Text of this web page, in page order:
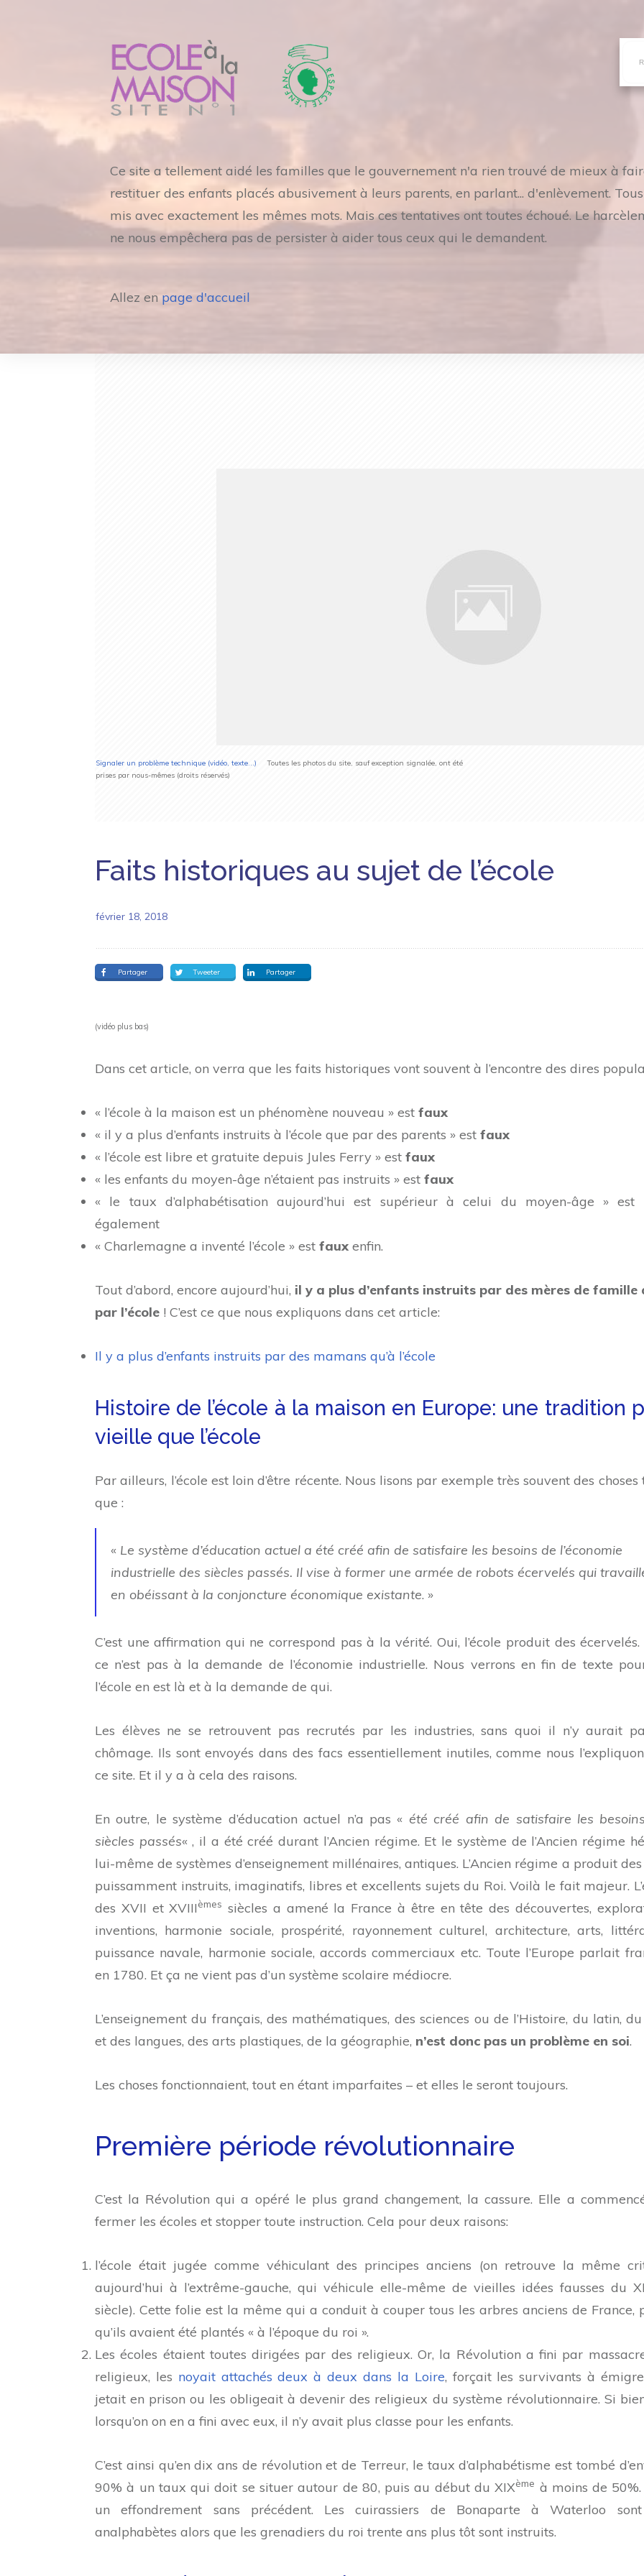
Ce site a tellement aidé les familles que le gouvernement n'a rien trouvé de mieux à
restituer des enfants placés abusivement à leurs parents, en parlant... d'enlèvement.
mis avec exactement les mêmes mots. Mais ces tentatives ont toutes échoué. Le
ne nous empêchera pas de persister à aider tous ceux qui le demandent.
Allez en page d'accueil
Signaler un problème technique (vidéo, texte...)
Toutes les photos du site, sauf exception signalée, ont été
prises par nous-mêmes (droits réservés)
Faits historiques au sujet de l’école
février 18, 2018
Partager Tweeter Partager
(vidéo plus bas)
Dans cet article, on verra que les faits historiques vont souvent à l’encontre des dires
« l’école à la maison est un phénomène nouveau » est faux
« il y a plus d’enfants instruits à l’école que par des parents » est faux
« l’école est libre et gratuite depuis Jules Ferry » est faux
« les enfants du moyen-âge n’étaient pas instruits » est faux
« le taux d’alphabétisation aujourd’hui est supérieur à celui du moyen-âge » est
également
« Charlemagne a inventé l’école » est faux enfin.
Tout d’abord, encore aujourd’hui, il y a plus d’enfants instruits par des mères de famille
par l’école ! C’est ce que nous expliquons dans cet article:
Il y a plus d’enfants instruits par des mamans qu’à l’école
Histoire de l’école à la maison en Europe: une tradition
vieille que l’école
Par ailleurs, l’école est loin d’être récente. Nous lisons par exemple très souvent des choses
que :
« Le système d’éducation actuel a été créé afin de satisfaire les besoins de l’économie
industrielle des siècles passés. Il vise à former une armée de robots écervelés qui
en obéissant à la conjoncture économique existante. »
C’est une affirmation qui ne correspond pas à la vérité. Oui, l’école produit des écervelés.
ce n’est pas à la demande de l’économie industrielle. Nous verrons en fin de texte
l’école en est là et à la demande de qui.
Les élèves ne se retrouvent pas recrutés par les industries, sans quoi il n’y aurait
chômage. Ils sont envoyés dans des facs essentiellement inutiles, comme nous
ce site. Et il y a à cela des raisons.
En outre, le système d’éducation actuel n’a pas « été créé afin de satisfaire les
siècles passés« , il a été créé durant l’Ancien régime. Et le système de l’Ancien régime
lui-même de systèmes d’enseignement millénaires, antiques. L’Ancien régime a produit des
puissamment instruits, imaginatifs, libres et excellents sujets du Roi. Voilà le fait majeur.
des XVII et XVIIIèmes siècles a amené la France à être en tête des découvertes,
inventions, harmonie sociale, prospérité, rayonnement culturel, architecture, arts,
puissance navale, harmonie sociale, accords commerciaux etc. Toute l’Europe parlait
en 1780. Et ça ne vient pas d’un système scolaire médiocre.
L’enseignement du français, des mathématiques, des sciences ou de l’Histoire, du latin,
et des langues, des arts plastiques, de la géographie, n’est donc pas un problème en soi.
Les choses fonctionnaient, tout en étant imparfaites – et elles le seront toujours.
Première période révolutionnaire
C’est la Révolution qui a opéré le plus grand changement, la cassure. Elle a
fermer les écoles et stopper toute instruction. Cela pour deux raisons:
l’école était jugée comme véhiculant des principes anciens (on retrouve la même
aujourd’hui à l’extrême-gauche, qui véhicule elle-même de vieilles idées fausses du
siècle). Cette folie est la même qui a conduit à couper tous les arbres anciens de France,
qu’ils avaient été plantés « à l’époque du roi ».
Les écoles étaient toutes dirigées par des religieux. Or, la Révolution a fini par
religieux, les noyait attachés deux à deux dans la Loire, forçait les survivants à
jetait en prison ou les obligeait à devenir des religieux du système révolutionnaire. Si
lorsqu’on on en a fini avec eux, il n’y avait plus classe pour les enfants.
C’est ainsi qu’en dix ans de révolution et de Terreur, le taux d’alphabétisme est tombé
90% à un taux qui doit se situer autour de 80, puis au début du XIXème à moins de 50%.
un effondrement sans précédent. Les cuirassiers de Bonaparte à Waterloo
analphabètes alors que les grenadiers du roi trente ans plus tôt sont instruits.